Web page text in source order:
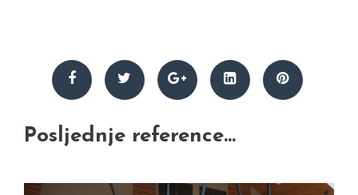
Posljednje reference...